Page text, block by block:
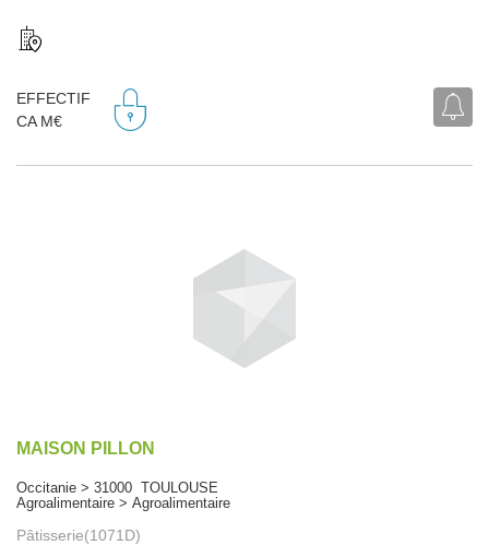
EFFECTIF
CA M€
MAISON PILLON
Occitanie > 31000 TOULOUSE
Agroalimentaire > Agroalimentaire
Pâtisserie(1071D)